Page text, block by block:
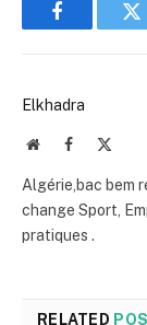
Facebook
Elkhadra
WebsiteFacebook
Algérie,bac bem
change Sport,
pratiques .
RELATED